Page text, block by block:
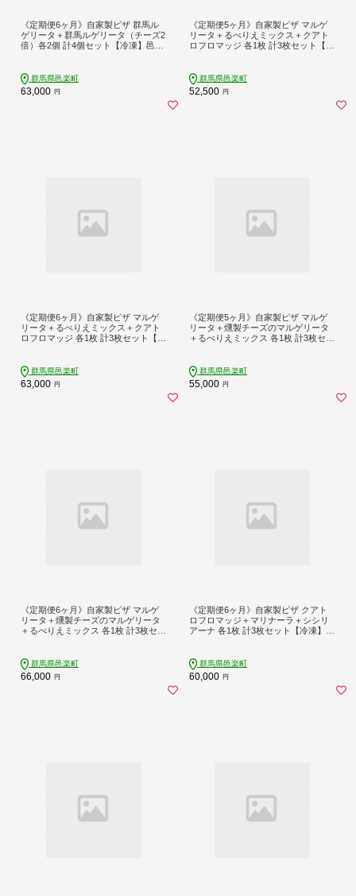
《定期便6ヶ月》自家製ピザ 群馬ル
ゲリータ＋群馬ルゲリータ（チーズ2
倍）各2個 計4個セット【冷凍】邑楽
群馬県邑楽町
63,000 円
《定期便5ヶ月》自家製ピザ マルゲ
リータ＋るべりえミックス＋クアト
ロフロマッジ 各1枚 計3枚セット【冷
群馬県邑楽町
52,500 円
《定期便6ヶ月》自家製ピザ マルゲ
リータ＋るべりえミックス＋クアト
ロフロマッジ 各1枚 計3枚セット【冷
群馬県邑楽町
63,000 円
《定期便5ヶ月》自家製ピザ マルゲ
リータ＋燻製チーズのマルゲリータ
＋るべりえミックス 各1枚 計3枚セッ
群馬県邑楽町
55,000 円
《定期便6ヶ月》自家製ピザ マルゲ
リータ＋燻製チーズのマルゲリータ
＋るべりえミックス 各1枚 計3枚セッ
群馬県邑楽町
66,000 円
《定期便6ヶ月》自家製ピザ クアト
ロフロマッジ＋マリナーラ＋シシリ
アーナ 各1枚 計3枚セット【冷凍】邑
群馬県邑楽町
60,000 円